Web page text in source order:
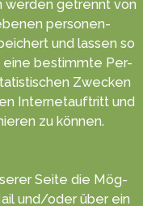
wer­den getrennt von
personen­
und lassen so
eine be­stimmte Per­
Zwecken
Internet­auftritt und
zu kön­nen.
Sei­te die Mög­
und/oder über ein